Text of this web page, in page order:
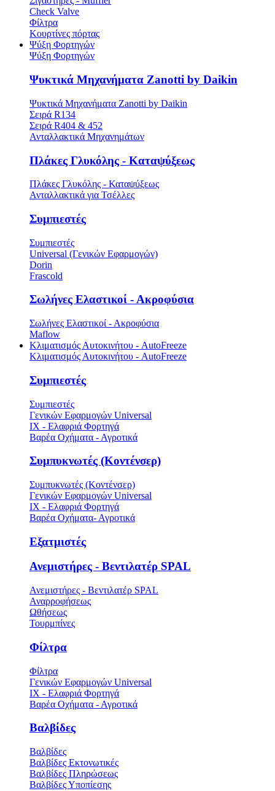
Check Valve
Φίλτρα
Κουρτίνες πόρτας
Ψύξη Φορτηγών
Ψύξη Φορτηγών
Ψυκτικά Μηχανήματα Zanotti by Daikin
Ψυκτικά Μηχανήματα Zanotti by Daikin
Σειρά R134
Σειρά R404 & 452
Ανταλλακτικά Μηχανημάτων
Πλάκες Γλυκόλης - Καταψύξεως
Πλάκες Γλυκόλης - Καταψύξεως
Ανταλλακτικά για Τσέλλες
Συμπιεστές
Συμπιεστές
Universal (Γενικών Εφαρμογών)
Dorin
Frascold
Σωλήνες Ελαστικοί - Ακροφύσια
Σωλήνες Ελαστικοί - Ακροφύσια
Maflow
Κλιματισμός Αυτοκινήτου - AutoFreeze
Κλιματισμός Αυτοκινήτου - AutoFreeze
Συμπιεστές
Συμπιεστές
Γενικών Εφαρμογών Universal
ΙΧ - Ελαφριά Φορτηγά
Βαρέα Οχήματα - Αγροτικά
Συμπυκνωτές (Κοντένσερ)
Συμπυκνωτές (Κοντένσερ)
Γενικών Εφαρμογών Universal
ΙΧ - Ελαφριά Φορτηγά
Βαρέα Οχήματα- Αγροτικά
Εξατμιστές
Ανεμιστήρες - Βεντιλατέρ SPAL
Ανεμιστήρες - Βεντιλατέρ SPAL
Αναρροφήσεως
Ωθήσεως
Τουρμπίνες
Φίλτρα
Φίλτρα
Γενικών Εφαρμογών Universal
ΙΧ - Ελαφριά Φορτηγά
Βαρέα Οχήματα - Αγροτικά
Βαλβίδες
Βαλβίδες
Βαλβίδες Εκτονωτικές
Βαλβίδες Πληρώσεως
Βαλβίδες Υποπίεσης